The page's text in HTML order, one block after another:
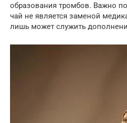
образования тромбов. Важно
чай не является заменой
лишь может служить